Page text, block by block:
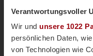
Verantwortungsvoller
Wir und unsere 1022
persönlichen Daten,
von Technologien wie